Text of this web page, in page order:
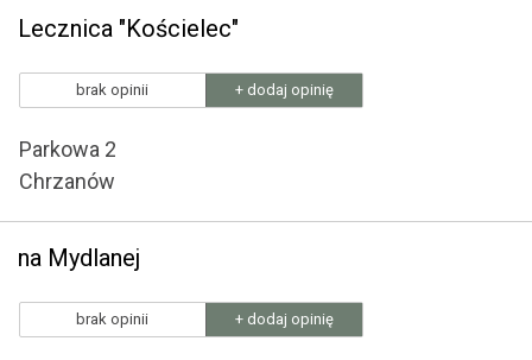
Lecznica "Kościelec"
brak opinii + dodaj opinię
Parkowa 2
Chrzanów
na Mydlanej
brak opinii + dodaj opinię